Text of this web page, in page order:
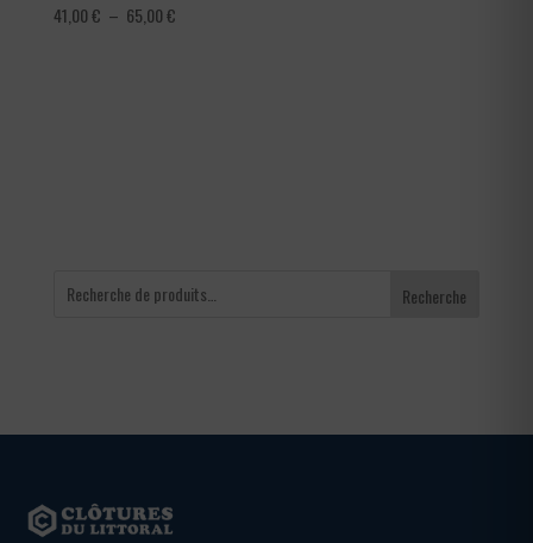
41,00€ – 65,00€Plage
Recherche